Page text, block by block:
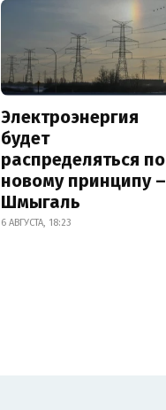
Электроэнергия
будет
распределяться по
новому принципу –
Шмыгаль
6 АВГУСТА, 18:23